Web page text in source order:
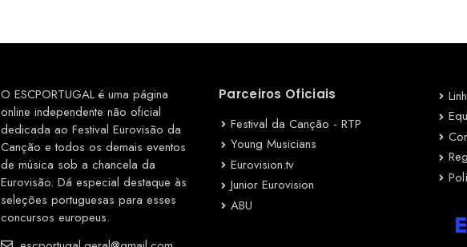
O ESCPORTUGAL é uma página
online independente não oficial
dedicada ao Festival Eurovisão da
Canção e todos os demais eventos
de música sob a chancela da
Eurovisão. Dá especial destaque às
seleções portuguesas para esses
concursos europeus.
Parceiros Oficiais
Festival da Canção - RTP
Young Musicians
Eurovision.tv
Junior Eurovision
ABU